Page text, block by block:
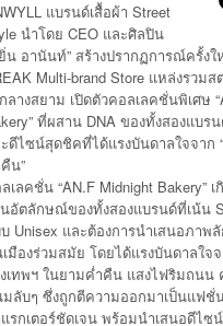
แบรนด์เสื้อผ้า Street
นำโดย CEO และศิลปิน
น อานันท์” สร้างปรากฏการณ์ครั้ง
Multi-brand Store แหล่งรวม
ลางสยาม เปิดตัวคอลเลคชั่นพิเศษ
ที่ผสาน DNA ของทั้งสองแบร
ดีไซน์สุดชิคที่ได้แรงบันดาลใจจาก
น”
เลคชั่น “AN.F Midnight Bakery”
อัตลักษณ์ของทั้งสองแบรนด์ที่เน้น
Unisex และต้องการนำเสนอภา
มืองร่วมสมัย โดยได้แรงบันดาลใจ
เทพฯ ในยามค่ำคืน แสงไฟริมถนน
ลับๆ ซึ่งถูกตีความออกมาเป็นแฟชั่
รกเตอร์ชัดเจน พร้อมนำเสนอดีไ